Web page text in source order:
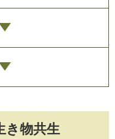
き物共生